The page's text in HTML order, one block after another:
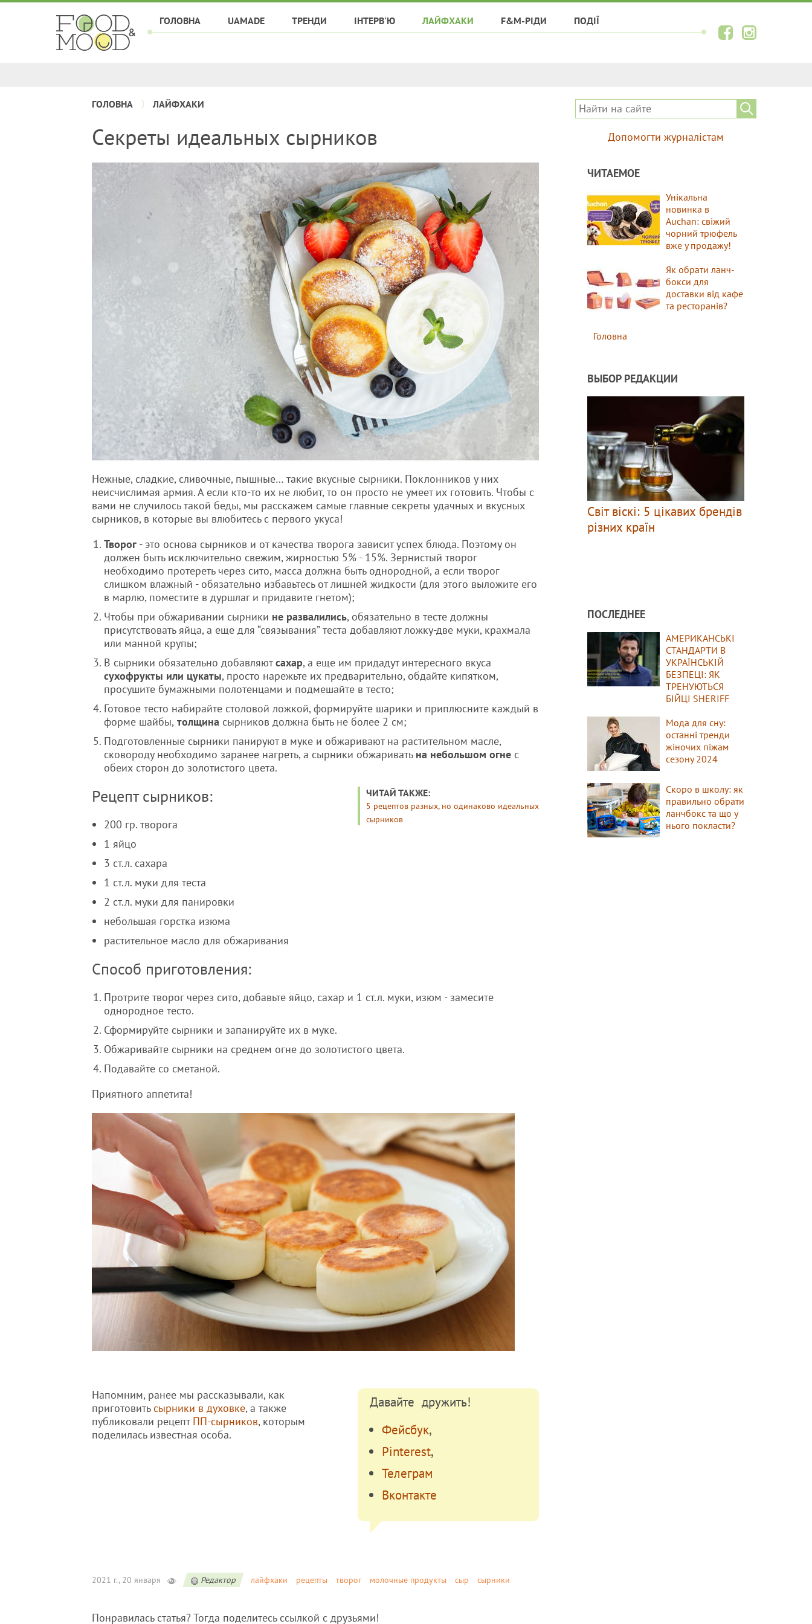
ГОЛОВНА UAMADE ТРЕНДИ ІНТЕРВ'Ю ЛАЙФХАКИ F&M-РІДИ ПОДІЇ
ГОЛОВНА ЛАЙФХАКИ
Секреты идеальных сырников
Нежные, сладкие, сливочные, пышные… такие вкусные сырники. Поклонников у них
неисчислимая армия. А если кто-то их не любит, то он просто не умеет их готовить. Чтобы с
вами не случилось такой беды, мы расскажем самые главные секреты удачных и вкусных
сырников, в которые вы влюбитесь с первого укуса!
Творог - это основа сырников и от качества творога зависит успех блюда. Поэтому он
должен быть исключительно свежим, жирностью 5% - 15%. Зернистый творог
необходимо протереть через сито, масса должна быть однородной, а если творог
слишком влажный - обязательно избавьтесь от лишней жидкости (для этого выложите его
в марлю, поместите в дуршлаг и придавите гнетом);
Чтобы при обжаривании сырники не развалились, обязательно в тесте должны
присутствовать яйца, а еще для “связывания” теста добавляют ложку-две муки, крахмала
или манной крупы;
В сырники обязательно добавляютсахар, а еще им придадут интересного вкуса
сухофрукты или цукаты, просто нарежьте их предварительно, обдайте кипятком,
просушите бумажными полотенцами и подмешайте в тесто;
Готовое тесто набирайте столовой ложкой, формируйте шарики и приплюсните каждый в
форме шайбы, толщина сырников должна быть не более 2 см;
Подготовленные сырники панируют в муке и обжаривают на растительном масле,
сковороду необходимо заранее нагреть, а сырники обжаривать на небольшом огне с
обеих сторон до золотистого цвета.
ЧИТАЙ ТАКЖЕ:
5 рецептов разных, но одинаково идеальных
сырников
Рецепт сырников:
200 гр. творога
1 яйцо
3 ст.л. сахара
1 ст.л. муки для теста
2 ст.л. муки для панировки
небольшая горстка изюма
растительное масло для обжаривания
Способ приготовления:
Протрите творог через сито, добавьте яйцо, сахар и 1 ст.л. муки, изюм - замесите
однородное тесто.
Сформируйте сырники и запанируйте их в муке.
Обжаривайте сырники на среднем огне до золотистого цвета.
Подавайте со сметаной.
Приятного аппетита!
Давайте дружить!
Фейсбук,
Pinterest,
Телеграм
Вконтакте
Напомним, ранее мы рассказывали, как
приготовитьсырники в духовке, а также
публиковали рецепт ПП-сырников, которым
поделилась известная особа.
2021 г., 20 января Редактор лайфхаки рецепты творог молочные продукты сыр сырники
Понравилась статья? Тогда поделитесь ссылкой с друзьями!
Допомогти журналістам
ЧИТАЕМОЕ
Унікальна
новинка в
Auchan: свіжий
чорний трюфель
вже у продажу!
Як обрати ланч-
бокси для
доставки від кафе
та ресторанів?
Головна
ВЫБОР РЕДАКЦИИ
Світ віскі: 5 цікавих брендів
різних країн
ПОСЛЕДНЕЕ
АМЕРИКАНСЬКІ
СТАНДАРТИ В
УКРАЇНСЬКІЙ
БЕЗПЕЦІ: ЯК
ТРЕНУЮТЬСЯ
БІЙЦІ SHERIFF
Мода для сну:
останні тренди
жіночих піжам
сезону 2024
Скоро в школу: як
правильно обрати
ланчбокс та що у
нього покласти?